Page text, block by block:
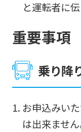
と運転者に
重要事項
乗り降
お申込みい
は出来ません